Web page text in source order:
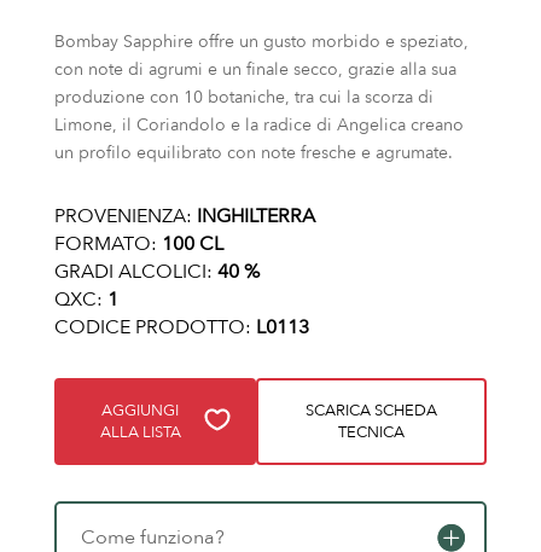
Bombay Sapphire offre un gusto morbido e speziato,
con note di agrumi e un finale secco, grazie alla sua
produzione con 10 botaniche, tra cui la scorza di
Limone, il Coriandolo e la radice di Angelica creano
un profilo equilibrato con note fresche e agrumate.
PROVENIENZA: INGHILTERRA
FORMATO: 100 CL
GRADI ALCOLICI: 40 %
QXC: 1
CODICE PRODOTTO: L0113
AGGIUNGI
ALLA LISTA
SCARICA SCHEDA
TECNICA
Come funziona?